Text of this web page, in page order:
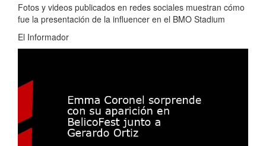
Fotos y videos publicados en redes sociales muestran cómo
fue la presentación de la influencer en el BMO Stadium
El Informador